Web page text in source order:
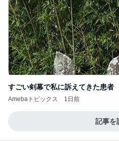
すごい剣幕で私に訴えてきた患者
Amebaトピックス 1日前
記事を